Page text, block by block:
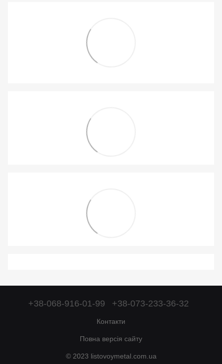
+38-068-916-01-99 +38-073-233-36-32
Контакти
Повна версія сайту
© 2023 listovoymetal.com.ua